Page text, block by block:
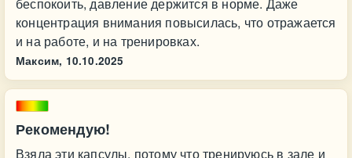
концентрация внимания повысилась, что отражается
и на работе, и на тренировках.
Максим, 10.10.2025
Рекомендую!
Взяла эти капсулы, потому что тренируюсь в зале и